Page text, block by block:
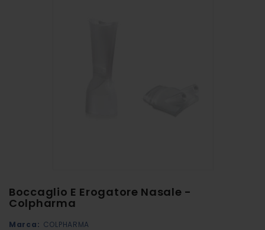
Boccaglio E Erogatore Nasale -
Colpharma
Marca: COLPHARMA